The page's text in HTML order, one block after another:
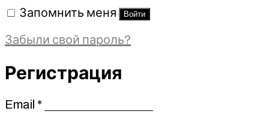
Запомнить меня Войти
Забыли свой пароль?
Регистрация
Email *Обязательно